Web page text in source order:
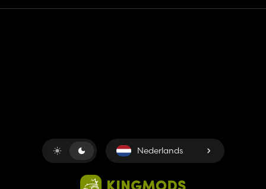
Nederlands